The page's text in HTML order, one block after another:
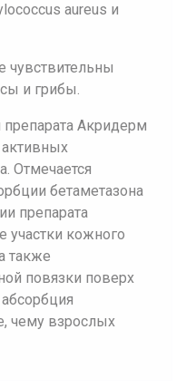
aureus и
чувствительны
и грибы.
Акридерм
активных
Отмечается
бетаметазона
препарата
участки кожного
также
повязки поверх
чему взрослых